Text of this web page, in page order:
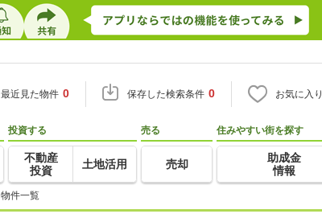
最近見た物件 0 保存した検索条件 0 お気に入り
投資する
不動産
投資
土地活用
売る
売却
住みやすい街を探す
助成金
情報
件一覧